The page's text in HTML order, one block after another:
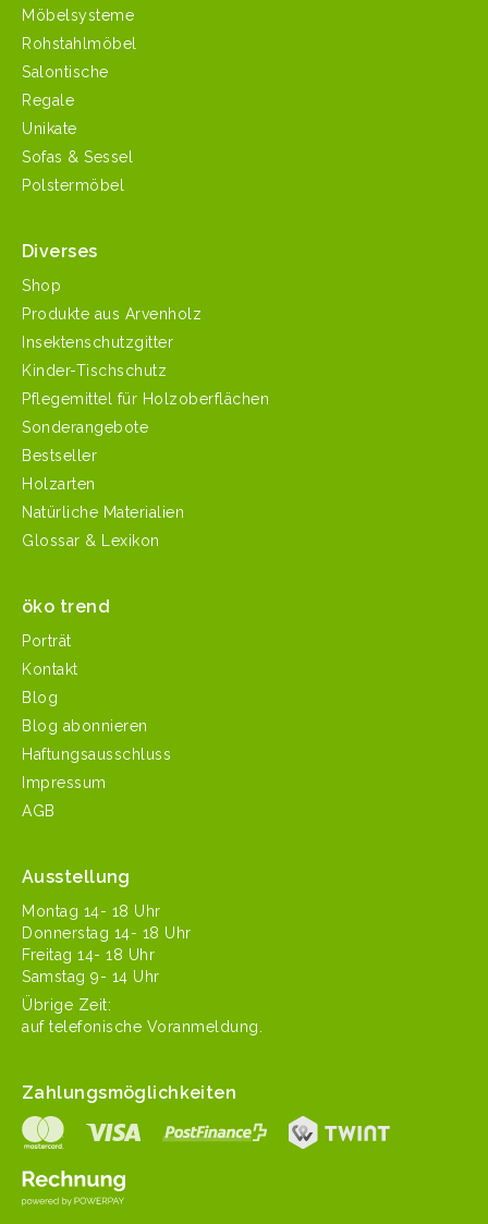
Möbelsysteme
Rohstahlmöbel
Salontische
Regale
Unikate
Sofas & Sessel
Polstermöbel
Diverses
Shop
Produkte aus Arvenholz
Insektenschutzgitter
Kinder-Tischschutz
Pflegemittel für Holzoberflächen
Sonderangebote
Bestseller
Holzarten
Natürliche Materialien
Glossar & Lexikon
öko trend
Porträt
Kontakt
Blog
Blog abonnieren
Haftungsausschluss
Impressum
AGB
Ausstellung
Mon­tag 14- 18 Uhr
Don­ner­stag 14- 18 Uhr
Fre­itag 14- 18 Uhr
Sam­stag 9- 14 Uhr
Übrige Zeit:
auf tele­fonis­che Voranmeldung.
Zahlungsmöglichkeiten